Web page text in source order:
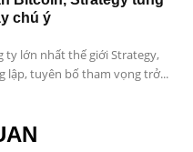
chú ý
lớn nhất thế giới Strategy,
lập, tuyên bố tham vọng trở...